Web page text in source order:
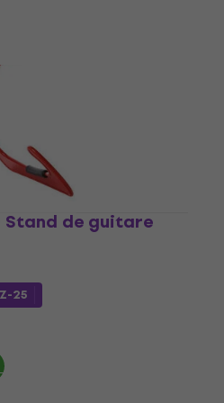
Stand de guitare
25